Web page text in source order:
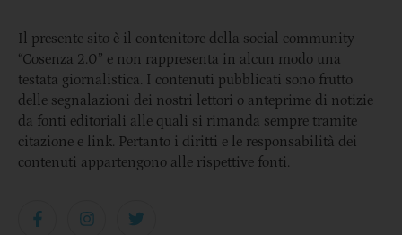
Il presente sito è il contenitore della social community
“Cosenza 2.0” e non rappresenta in alcun modo una
testata giornalistica. I contenuti pubblicati sono frutto
delle segnalazioni dei nostri lettori o anteprime di notizie
da fonti editoriali alle quali si rimanda sempre tramite
citazione e link. Pertanto i diritti e le responsabilità dei
contenuti appartengono alle rispettive fonti.